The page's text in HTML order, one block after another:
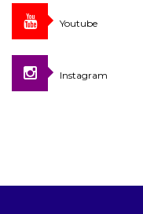
Youtube
Instagram